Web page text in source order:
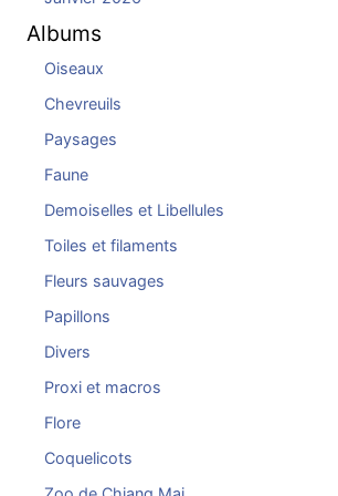
Albums
Oiseaux
Chevreuils
Paysages
Faune
Demoiselles et Libellules
Toiles et filaments
Fleurs sauvages
Papillons
Divers
Proxi et macros
Flore
Coquelicots